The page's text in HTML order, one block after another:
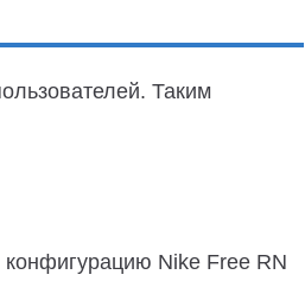
Таким
конфигурацию Nike Free RN